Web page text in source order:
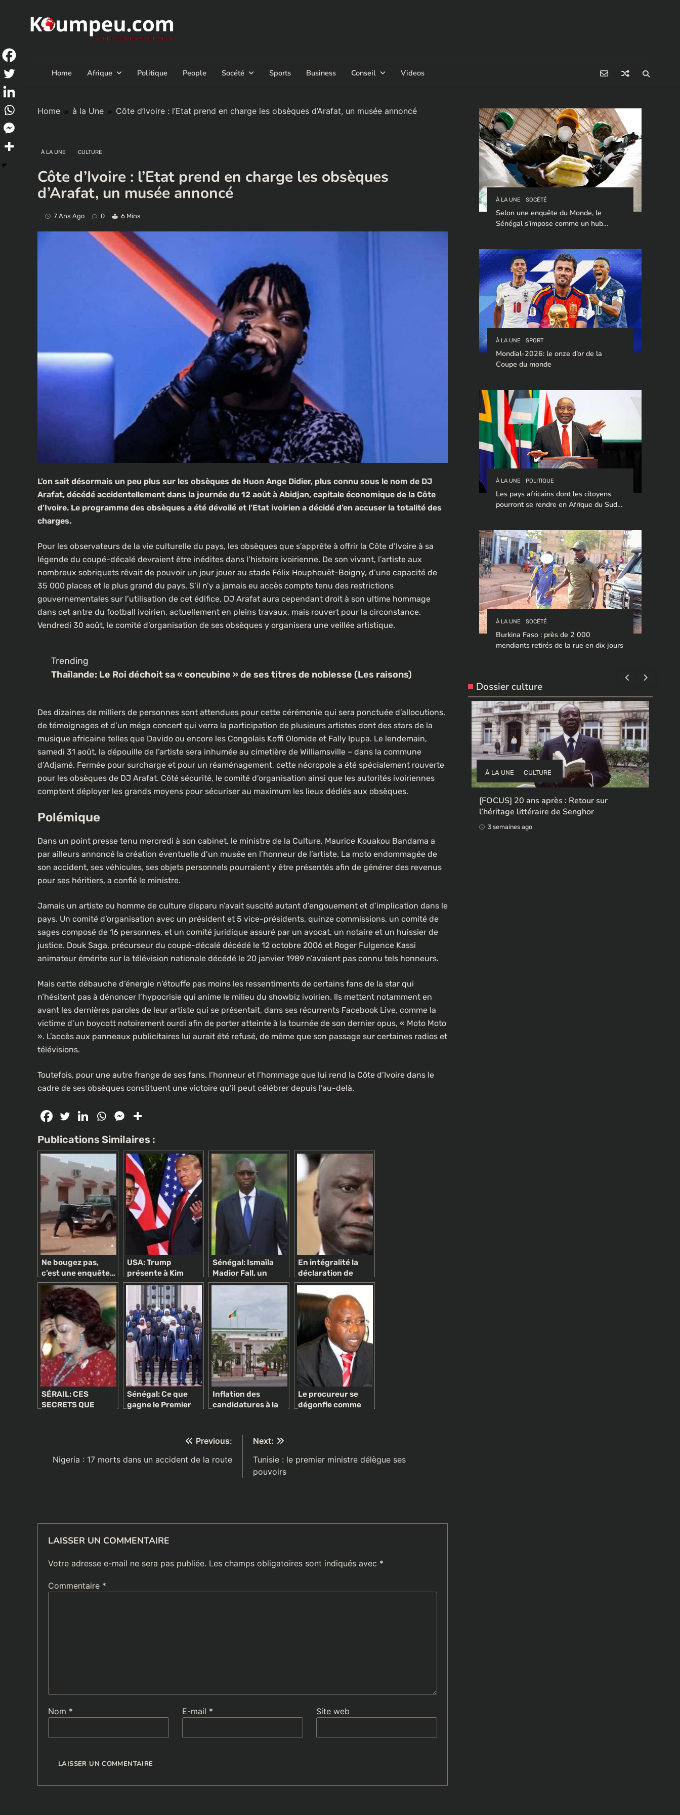
Home Afrique Politique People Socété Sports Business Conseil Videos
Home à la Une Côte d’Ivoire : l’Etat prend en charge les obsèques d’Arafat, un musée annoncé
À LA UNE CULTURE
Côte d’Ivoire : l’Etat prend en charge les obsèques
d’Arafat, un musée annoncé
7 Ans Ago 0 6 Mins
L’on sait désormais un peu plus sur les obsèques de Huon Ange Didier, plus connu sous le nom de DJ
Arafat, décédé accidentellement dans la journée du 12 août à Abidjan, capitale économique de la Côte
d’Ivoire. Le programme des obsèques a été dévoilé et l’Etat ivoirien a décidé d’en accuser la totalité des
charges.
Pour les observateurs de la vie culturelle du pays, les obsèques que s’apprête à offrir la Côte d’Ivoire à sa
légende du coupé-décalé devraient être inédites dans l’histoire ivoirienne. De son vivant, l’artiste aux
nombreux sobriquets rêvait de pouvoir un jour jouer au stade Félix Houphouët-Boigny, d’une capacité de
35 000 places et le plus grand du pays. S’il n’y a jamais eu accès compte tenu des restrictions
gouvernementales sur l’utilisation de cet édifice, DJ Arafat aura cependant droit à son ultime hommage
dans cet antre du football ivoirien, actuellement en pleins travaux, mais rouvert pour la circonstance.
Vendredi 30 août, le comité d’organisation de ses obsèques y organisera une veillée artistique.
Trending
Thaïlande: Le Roi déchoit sa « concubine » de ses titres de noblesse (Les raisons)
Des dizaines de milliers de personnes sont attendues pour cette cérémonie qui sera ponctuée d’allocutions,
de témoignages et d’un méga concert qui verra la participation de plusieurs artistes dont des stars de la
musique africaine telles que Davido ou encore les Congolais Koffi Olomide et Fally Ipupa. Le lendemain,
samedi 31 août, la dépouille de l’artiste sera inhumée au cimetière de Williamsville – dans la commune
d’Adjamé. Fermée pour surcharge et pour un réaménagement, cette nécropole a été spécialement rouverte
pour les obsèques de DJ Arafat. Côté sécurité, le comité d’organisation ainsi que les autorités ivoiriennes
comptent déployer les grands moyens pour sécuriser au maximum les lieux dédiés aux obsèques.
Polémique
Dans un point presse tenu mercredi à son cabinet, le ministre de la Culture, Maurice Kouakou Bandama a
par ailleurs annoncé la création éventuelle d’un musée en l’honneur de l’artiste. La moto endommagée de
son accident, ses véhicules, ses objets personnels pourraient y être présentés afin de générer des revenus
pour ses héritiers, a confié le ministre.
Jamais un artiste ou homme de culture disparu n’avait suscité autant d’engouement et d’implication dans le
pays. Un comité d’organisation avec un président et 5 vice-présidents, quinze commissions, un comité de
sages composé de 16 personnes, et un comité juridique assuré par un avocat, un notaire et un huissier de
justice. Douk Saga, précurseur du coupé-décalé décédé le 12 octobre 2006 et Roger Fulgence Kassi
animateur émérite sur la télévision nationale décédé le 20 janvier 1989 n’avaient pas connu tels honneurs.
Mais cette débauche d‘énergie n‘étouffe pas moins les ressentiments de certains fans de la star qui
n’hésitent pas à dénoncer l’hypocrisie qui anime le milieu du showbiz ivoirien. Ils mettent notamment en
avant les dernières paroles de leur artiste qui se présentait, dans ses récurrents Facebook Live, comme la
victime d’un boycott notoirement ourdi afin de porter atteinte à la tournée de son dernier opus, « Moto Moto
». L’accès aux panneaux publicitaires lui aurait été refusé, de même que son passage sur certaines radios et
télévisions.
Toutefois, pour une autre frange de ses fans, l’honneur et l’hommage que lui rend la Côte d’Ivoire dans le
cadre de ses obsèques constituent une victoire qu’il peut célébrer depuis l’au-delà.
Publications Similaires :
Ne bougez pas,
c’est une enquête…
politique !
USA: Trump
présente à Kim
Jong Un sa
limousine Cadillac
One (vidéo)
Sénégal: Ismaïla
Madior Fall, un
juriste pyromane
service du
Président
En intégralité la
déclaration de
politique générale
du PM Idrissa Seck
supprimée des
archives nationales
SÉRAIL: CES
SECRETS QUE
Sénégal: Ce que
gagne le Premier
Inflation des
candidatures à la
variées, intérêts
divers
Le procureur se
dégonfle comme
de
Previous:
Nigeria : 17 morts dans un accident de la route
Next:
Tunisie : le premier ministre délègue ses
pouvoirs
LAISSER UN COMMENTAIRE
Votre adresse e-mail ne sera pas publiée. Les champs obligatoires sont indiqués avec *
Commentaire *
Nom * E-mail * Site web
À LA UNE SOCÉTÉ
Selon une enquête du Monde, le
Sénégal s’impose comme un hub
À LA UNE SPORT
Mondial-2026: le onze d’or de la
Coupe du monde
À LA UNE POLITIQUE
Les pays africains dont les citoyens
pourront se rendre en Afrique du Sud
À LA UNE SOCÉTÉ
Burkina Faso : près de 2 000
mendiants retirés de la rue en dix jours
Dossier culture
CULTURE
les rues de Paris
3 semaines ago
À LA UNE CULTURE
Ces ex-colonisateurs européens qui
rendent des œuvres africaines pillées